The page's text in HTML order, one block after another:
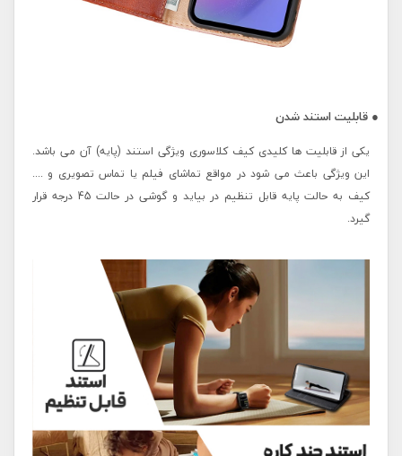
● قابلیت استند شدن
یکی از قابلیت ها کلیدی کیف کلاسوری ویژگی استند (پایه) آن می باشد.
این ویژگی باعث می شود در مواقع تماشای فیلم یا تماس تصویری و ....
کیف به حالت پایه قابل تنظیم در بیاید و گوشی در حالت 45 درجه قرار
گیرد.